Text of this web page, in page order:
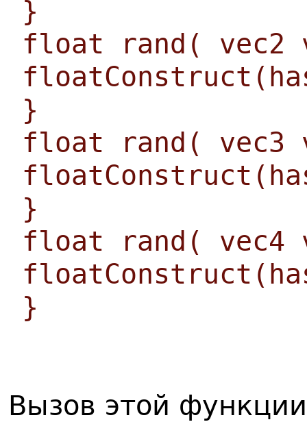
}
float rand(
}
float rand(
}
float rand(
}
Вызов этой